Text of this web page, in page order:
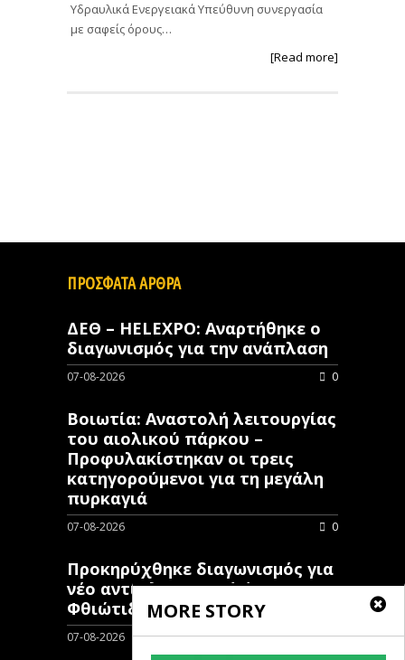
Υδραυλικά Ενεργειακά Υπεύθυνη συνεργασία
με σαφείς όρους…
[Read more]
MORE STORY
ΠΡΟΣΦΑΤΑ ΑΡΘΡΑ
ΔΕΘ – HELEXPO: Αναρτήθηκε ο
διαγωνισμός για την ανάπλαση
07-08-2026 0
Βοιωτία: Αναστολή λειτουργίας
του αιολικού πάρκου –
Προφυλακίστηκαν οι τρεις
κατηγορούμενοι για τη μεγάλη
πυρκαγιά
07-08-2026 0
Προκηρύχθηκε διαγωνισμός για
νέo αντιπλημμυρικό έργο στη
Φθιώτιδα
07-08-2026 0